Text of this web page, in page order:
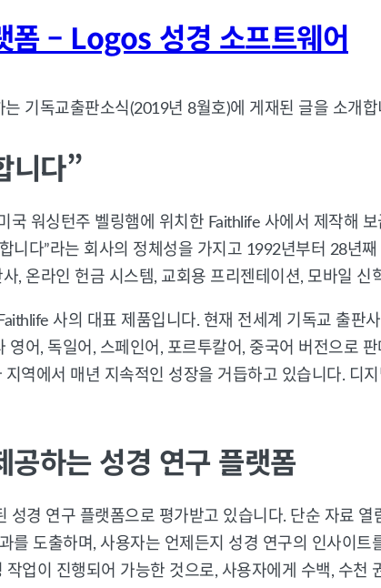
폼 – Logos 성경 소프트웨어
기독교출판소식(2019년 8월호)에 게재된 글을 소개합
니다”
국 워싱턴주 벨링햄에 위치한 Faithlife 사에서 제작해
니다”라는 회사의 정체성을 가지고 1992년부터 28년
, 온라인 헌금 시스템, 교회용 프리젠테이션, 모바일
사의 대표 제품입니다. 현재 전세계 기독교 출
영어, 독일어, 스페인어, 포르투칼어, 중국어 버전으로
역에서 매년 지속적인 성장을 거듭하고 있습니다. 디
공하는 성경 연구 플랫폼
성경 연구 플랫폼으로 평가받고 있습니다. 단순 자료
를 도출하며, 사용자는 언제든지 성경 연구의 인사이
업이 진행되어 가능한 것으로, 사용자에게 수백, 수